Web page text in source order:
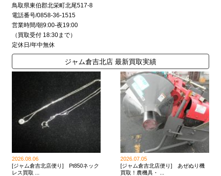
鳥取県東伯郡北栄町北尾517-8
電話番号/0858-36-1515
営業時間/朝9:00-夜19:00
（買取受付 18:30まで）
定休日/年中無休
ジャム倉吉北店 最新買取実績
2026.08.06
[ジャム倉吉北店便り] Pt850ネック
レス買取 ...
2026.07.05
[ジャム倉吉北店便り] あぜぬり機
買取！農機具・ ...